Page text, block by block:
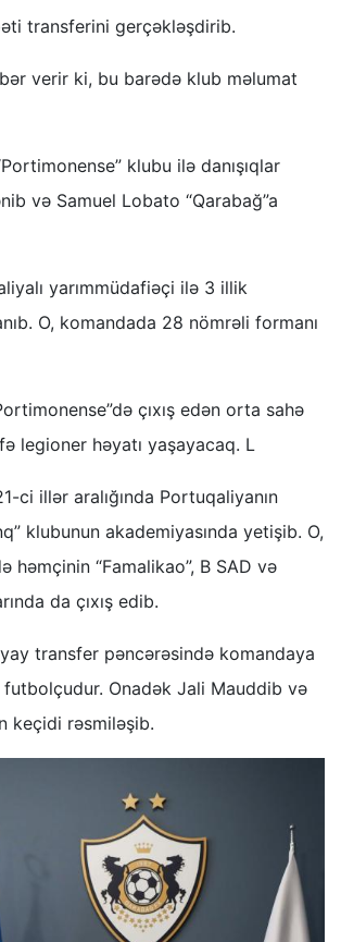
transferini gerçəkləşdirib.
verir ki, bu barədə klub məlumat
klubu ilə danışıqlar
və Samuel Lobato “Qarabağ”a
yarımmüdafiəçi ilə 3 illik
O, komandada 28 nömrəli formanı
çıxış edən orta sahə
legioner həyatı yaşayacaq. L
ci illər aralığında Portuqaliyanın
klubunun akademiyasında yetişib. O,
həmçinin “Famalikao”, B SAD və
da çıxış edib.
transfer pəncərəsində komandaya
Onadək Jali Mauddib və
keçidi rəsmiləşib.